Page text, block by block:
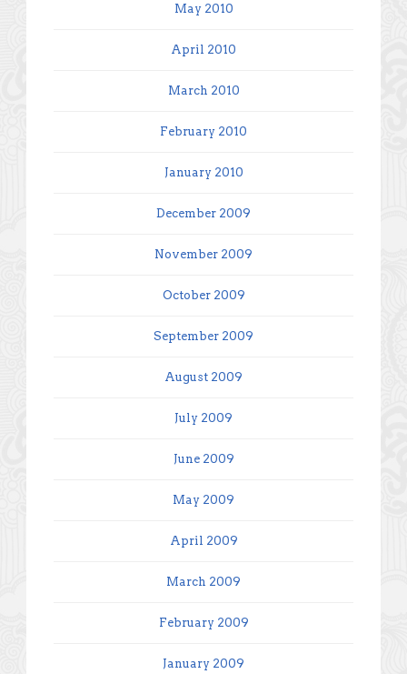
May 2010
April 2010
March 2010
February 2010
January 2010
December 2009
November 2009
October 2009
September 2009
August 2009
July 2009
June 2009
May 2009
April 2009
March 2009
February 2009
January 2009